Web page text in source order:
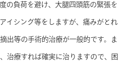
の負荷を避け、大腿四頭筋の緊張を
イシング等をしますが、痛みがとれ
出等の手術的治療が一般的です。ま
治療すれば確実に治りますので、困